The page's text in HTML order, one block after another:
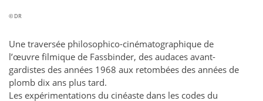
© DR
Une traversée philosophico-cinématographique de
l’œuvre filmique de Fassbinder, des audaces avant-
gardistes des années 1968 aux retombées des années de
plomb dix ans plus tard.
Les expérimentations du cinéaste dans les codes du